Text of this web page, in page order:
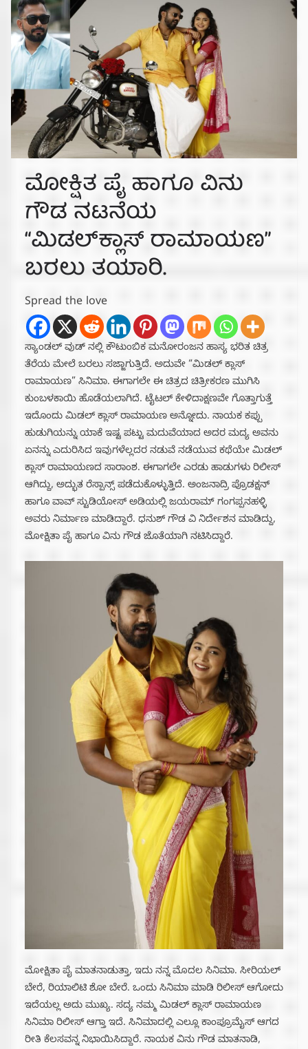
ಮೋಕ್ಷಿತ ಪೈ ಹಾಗೂ ವಿನು
ಗೌಡ ನಟನೆಯ
“ಮಿಡಲ್‌ಕ್ಲಾಸ್ ರಾಮಾಯಣ”
ಬರಲು ತಯಾರಿ.
Spread the love
ಸ್ಯಾಂಡಲ್ ವುಡ್ ನಲ್ಲಿ ಕೌಟುಂಬಿಕ ಮನೋರಂಜನ ಹಾಸ್ಯ ಭರಿತ ಚಿತ್ರ
ತೆರೆಯ ಮೇಲೆ ಬರಲು ಸಜ್ಜಾಗುತ್ತಿದೆ. ಅದುವೇ “ಮಿಡಲ್ ಕ್ಲಾಸ್
ರಾಮಾಯಣ” ಸಿನಿಮಾ. ಈಗಾಗಲೇ ಈ ಚಿತ್ರದ ಚಿತ್ರೀಕರಣ ಮುಗಿಸಿ
ಕುಂಬಳಕಾಯಿ ಹೊಡೆಯಲಾಗಿದೆ. ಟೈಟಲ್ ಕೇಳಿದಾಕ್ಷಣವೇ ಗೊತ್ತಾಗುತ್ತೆ
ಇದೊಂದು ಮಿಡಲ್ ಕ್ಲಾಸ್ ರಾಮಾಯಣ ಅನ್ನೋದು. ನಾಯಕ ಕಪ್ಪು
ಹುಡುಗಿಯನ್ನು ಯಾಕೆ ಇಷ್ಟ ಪಟ್ಟು ಮದುವೆಯಾದ ಅದರ ಮದ್ಯ ಅವನು
ಏನನ್ನು ಎದುರಿಸಿದ ಇವುಗಳೆಲ್ಲದರ ನಡುವೆ ನಡೆಯುವ ಕಥೆಯೇ ಮಿಡಲ್
ಕ್ಲಾಸ್ ರಾಮಾಯಣದ ಸಾರಾಂಶ. ಈಗಾಗಲೇ ಎರಡು ಹಾಡುಗಳು ರಿಲೀಸ್
ಆಗಿದ್ದು, ಅದ್ಭುತ ರೆಸ್ಪಾನ್ಸ್ ಪಡೆದುಕೊಳ್ಳುತ್ತಿದೆ. ಅಂಜನಾದ್ರಿ ಪ್ರೊಡಕ್ಷನ್
ಹಾಗೂ ವಾವ್ ಸ್ಟುಡಿಯೋಸ್ ಅಡಿಯಲ್ಲಿ ಜಯರಾಮ್ ಗಂಗಪ್ಪನಹಳ್ಳಿ
ಅವರು ನಿರ್ಮಾಣ ಮಾಡಿದ್ದಾರೆ. ಧನುಶ್ ಗೌಡ ವಿ ನಿರ್ದೇಶನ ಮಾಡಿದ್ದು,
ಮೋಕ್ಷಿತಾ ಪೈ ಹಾಗೂ ವಿನು ಗೌಡ ಜೊತೆಯಾಗಿ ನಟಿಸಿದ್ದಾರೆ.
ಮೋಕ್ಷಿತಾ ಪೈ ಮಾತನಾಡುತ್ತಾ, ಇದು ನನ್ನ ಮೊದಲ ಸಿನಿಮಾ. ಸೀರಿಯಲ್
ಬೇರೆ, ರಿಯಾಲಿಟಿ ಶೋ ಬೇರೆ. ಒಂದು ಸಿನಿಮಾ ಮಾಡಿ ರಿಲೀಸ್ ಆಗೋದು
ಇದೆಯಲ್ಲ ಅದು ಮುಖ್ಯ. ಸದ್ಯ ನಮ್ಮ ಮಿಡಲ್ ಕ್ಲಾಸ್ ರಾಮಾಯಣ
ಸಿನಿಮಾ ರಿಲೀಸ್ ಆಗ್ತಾ ಇದೆ. ಸಿನಿಮಾದಲ್ಲಿ ಎಲ್ಲೂ ಕಾಂಪ್ರೂಮೈಸ್ ಆಗದ
ರೀತಿ ಕೆಲಸವನ್ನ ನಿಭಾಯಿಸಿದ್ದಾರೆ. ನಾಯಕ ವಿನು ಗೌಡ ಮಾತನಾಡಿ,